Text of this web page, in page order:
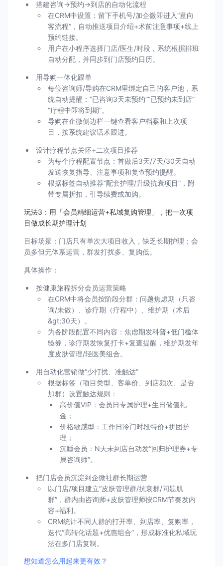
搭建咨询→预约→到店的自动化流程
在CRM中设置：留下手机号/加企微即进入“意向
客流程”，自动推送项目介绍+术前注意事项+线上
预约链接。
用户在小程序选择门店/医生/时段，系统根据排班
自动分配，并同步到门店预约日历。
用导购一体化跟单
每位咨询师/导购在CRM里绑定自己的客户池，系
统自动提醒：“已咨询3天未预约”“已预约未到店”
“疗程中即将到期”。
导购在企微侧边栏一键查看客户档案和上次项
目，按系统建议话术跟进。
设计疗程节点关怀+二次项目推荐
为每个疗程配置节点：首做后3天/7天/30天自动
发送恢复指导、注意事项和复查预约提醒。
根据标签自动推荐“配套护理/升级抗衰项目”，附
带专属折扣，引导续费或加购。
玩法3：用「会员精细运营+私域复购管理」，把一次项
目做成长期护理计划
目标场景：门店只有单次大项目收入，缺乏长期护理；会
员多但无体系运营，群发打扰多、复购低。
具体操作：
按健康旅程拆分会员运营策略
在CRM中将会员按阶段分群：问题焦虑期（只咨
询/未做）、诊疗期（疗程中）、维护期（术后
&gt;30天）。
为各阶段配置不同内容：焦虑期发科普+低门槛体
验券，诊疗期发恢复打卡+复查提醒，维护期发年
度皮肤管理/轻医美组合。
用自动化营销做“少打扰、准触达”
根据标签（项目类型、客单价、到店频次、是否
加群）设置触达规则：
高价值VIP：会员日专属护理+生日储值礼
金；
价格敏感型：工作日冷门时段特价+拼团护
理；
沉睡会员：N天未到店自动发“回归护理券+专
属咨询师”。
把门店会员沉淀到企微社群长期运营
以门店/项目建立“皮肤管理群/抗衰群/问题肌
群”，群内由咨询师+皮肤管理师按CRM节奏发内
容+福利。
CRM统计不同人群的打开率、到店率、复购率，
迭代“高转化话题+优惠组合”，形成标准化私域玩
法在多门店复制。
想知道怎么用起来更有效？